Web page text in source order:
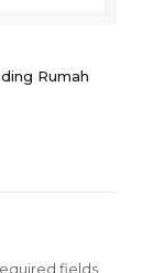
Rumah
fields